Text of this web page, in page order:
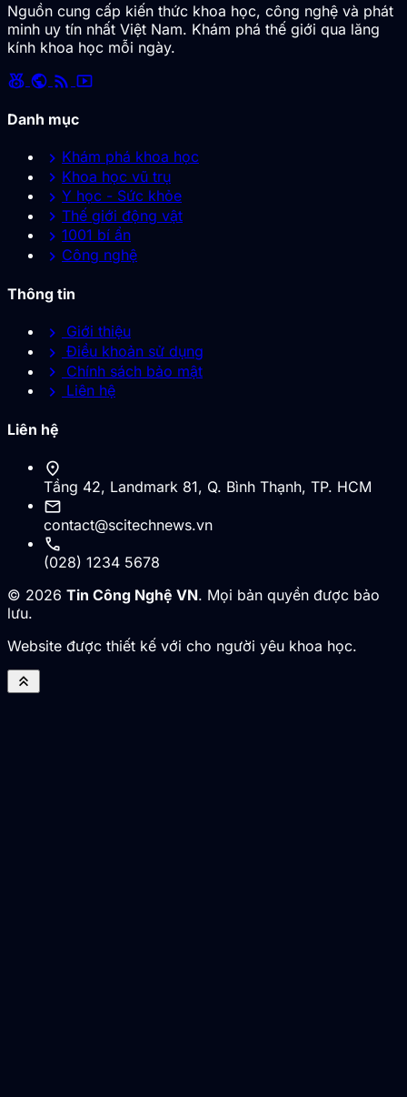
Nguồn cung cấp kiến thức khoa học, công nghệ và phát
minh uy tín nhất Việt Nam. Khám phá thế giới qua lăng
kính khoa học mỗi ngày.
social_leaderboard public rss_feed smart_display
Danh mục
chevron_right Khám phá khoa học
chevron_right Khoa học vũ trụ
chevron_right Y học - Sức khỏe
chevron_right Thế giới động vật
chevron_right 1001 bí ẩn
chevron_right Công nghệ
Thông tin
chevron_right Giới thiệu
chevron_right Điều khoản sử dụng
chevron_right Chính sách bảo mật
chevron_right Liên hệ
Liên hệ
location_on
Tầng 42, Landmark 81, Q. Bình Thạnh, TP. HCM
mail
contact@scitechnews.vn
call
(028) 1234 5678
© 2026 Tin Công Nghệ VN. Mọi bản quyền được bảo
lưu.
Website được thiết kế với cho người yêu khoa học.
keyboard_double_arrow_up